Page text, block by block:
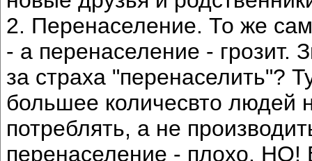
2. Перенаселение. То же
- а перенаселение - грозит.
за страха "перенаселить"?
большее количесвто
потреблять, а не
перенаселение - плохо. НО!